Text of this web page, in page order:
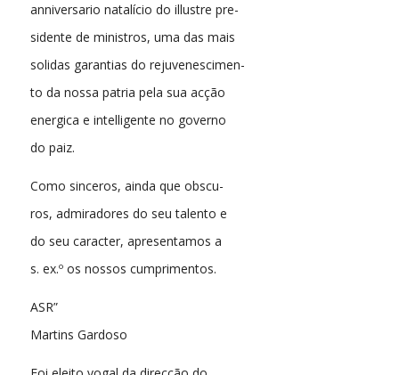
anniversario natalício do illustre pre-
sidente de ministros, uma das mais
solidas garantias do rejuvenescimen-
to da nossa patria pela sua acção
energica e intelligente no governo
do paiz.
Como sinceros, ainda que obscu-
ros, admiradores do seu talento e
do seu caracter, apresentamos a
s. ex.º os nossos cumprimentos.
ASR”
Martins Gardoso